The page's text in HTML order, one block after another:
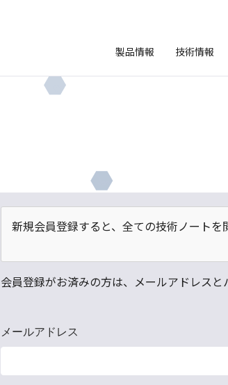
製品情報
技術情報
新規会員登録すると、全ての技術ノートを
会員登録がお済みの方は、メールアドレスと
メールアドレス